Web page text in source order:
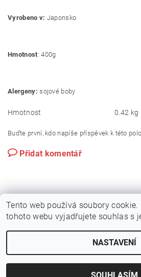
Vyrobeno v: Japonsko
Hmotnost: 400g
Alergeny: sojové boby
Hmotnost 0.42 kg
Buďte první, kdo napíše příspěvek k této
Přidat komentář
2026 © Kvalitní suroviny na sushi - sushiraj.cz,
Vytvořil Shoptet
Tento web používá soubory
tohoto webu vyjadřujete souhlas s
NASTAVENÍ